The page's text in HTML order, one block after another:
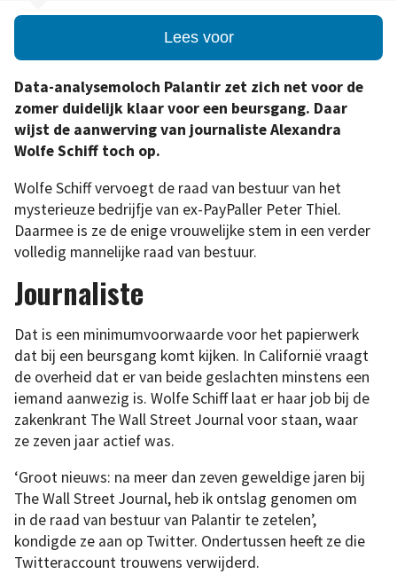
Lees voor
Data-analysemoloch Palantir zet zich net voor de
zomer duidelijk klaar voor een beursgang. Daar
wijst de aanwerving van journaliste Alexandra
Wolfe Schiff toch op.
Wolfe Schiff vervoegt de raad van bestuur van het
mysterieuze bedrijfje van ex-PayPaller Peter Thiel.
Daarmee is ze de enige vrouwelijke stem in een verder
volledig mannelijke raad van bestuur.
Journaliste
Dat is een minimumvoorwaarde voor het papierwerk
dat bij een beursgang komt kijken. In Californië vraagt
de overheid dat er van beide geslachten minstens een
iemand aanwezig is. Wolfe Schiff laat er haar job bij de
zakenkrant The Wall Street Journal voor staan, waar
ze zeven jaar actief was.
‘Groot nieuws: na meer dan zeven geweldige jaren bij
The Wall Street Journal, heb ik ontslag genomen om
in de raad van bestuur van Palantir te zetelen’,
kondigde ze aan op Twitter. Ondertussen heeft ze die
Twitteraccount trouwens verwijderd.